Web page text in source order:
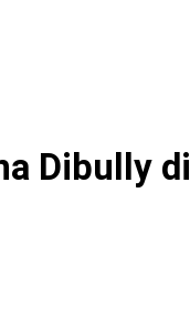
Dibully di